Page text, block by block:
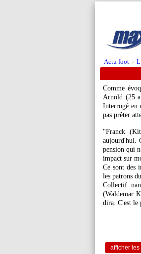
Actu foot >
Comme
Arnold (25
Interrogé en
pas prêter
"Franck
aujourd'hui.
pension qui
impact sur
Ce sont des
les patrons
Collectif
(Waldemar
dira. C'est le
afficher